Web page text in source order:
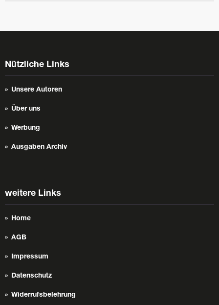
Nützliche Links
Unsere Autoren
Über uns
Werbung
Ausgaben Archiv
weitere Links
Home
AGB
Impressum
Datenschutz
Widerrufsbelehrung